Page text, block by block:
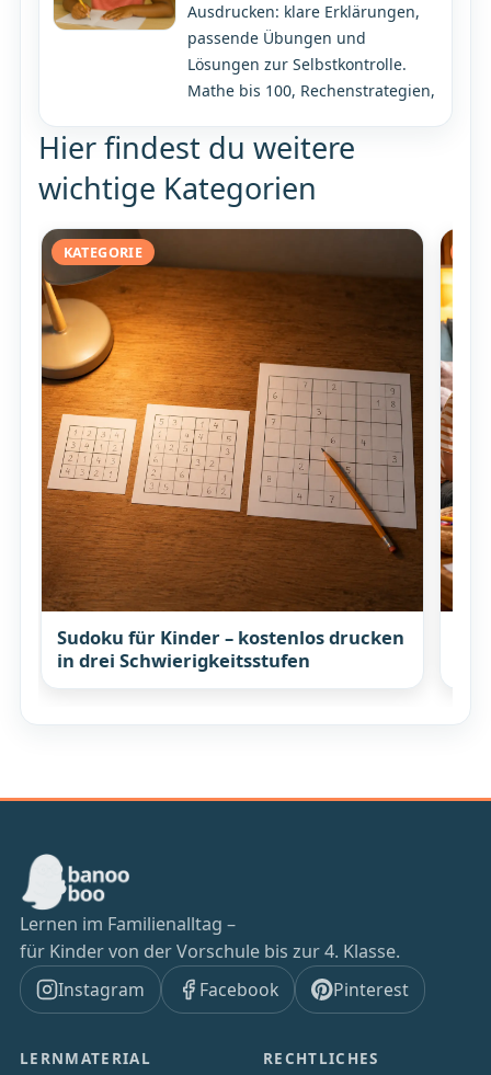
Ausdrucken: klare Erklärungen,
passende Übungen und
Lösungen zur Selbstkontrolle.
Mathe bis 100, Rechenstrategien,
Hier findest du weitere
wichtige Kategorien
KATEGORIE
Sudoku für Kinder – kostenlos drucken
in drei Schwierigkeitsstufen
Lernen im Familienalltag –
für Kinder von der Vorschule bis zur 4. Klasse.
Instagram
Facebook Pinterest
LERNMATERIAL RECHTLICHES